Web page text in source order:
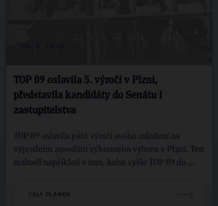
TOP 09 oslavila 5. výročí v Plzni,
představila kandidáty do Senátu i
zastupitelstva
TOP 09 oslavila páté výročí svého založení na
výjezdním zasedání výkonného výboru v Plzni. Ten
rozhodl například o tom, koho vyšle TOP 09 do ...
CELÝ ČLÁNEK